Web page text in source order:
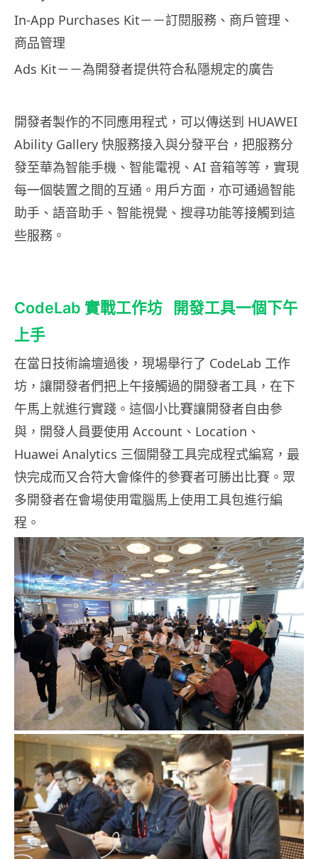
In-App Purchases Kit－－訂閱服務、商戶管理、
商品管理
Ads Kit－－為開發者提供符合私隱規定的廣告
開發者製作的不同應用程式，可以傳送到 HUAWEI
Ability Gallery 快服務接入與分發平台，把服務分
發至華為智能手機、智能電視、AI 音箱等等，實現
每一個裝置之間的互通。用戶方面，亦可通過智能
助手、語音助手、智能視覺、搜尋功能等接觸到這
些服務。
CodeLab 實戰工作坊 開發工具一個下午
上手
在當日技術論壇過後，現場舉行了 CodeLab 工作
坊，讓開發者們把上午接觸過的開發者工具，在下
午馬上就進行實踐。這個小比賽讓開發者自由參
與，開發人員要使用 Account、Location、
Huawei Analytics 三個開發工具完成程式編寫，最
快完成而又合符大會條件的參賽者可勝出比賽。眾
多開發者在會場使用電腦馬上使用工具包進行編
程。